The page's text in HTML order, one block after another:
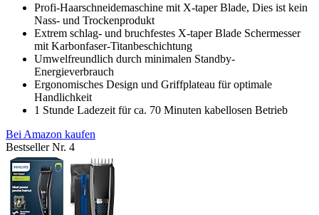
Profi-Haarschneidemaschine mit X-taper Blade, Dies ist kein
Nass- und Trockenprodukt
Extrem schlag- und bruchfestes X-taper Blade Schermesser
mit Karbonfaser-Titanbeschichtung
Umwelfreundlich durch minimalen Standby-
Energieverbrauch
Ergonomisches Design und Griffplateau für optimale
Handlichkeit
1 Stunde Ladezeit für ca. 70 Minuten kabellosen Betrieb
Bei Amazon kaufen
Bestseller Nr. 4